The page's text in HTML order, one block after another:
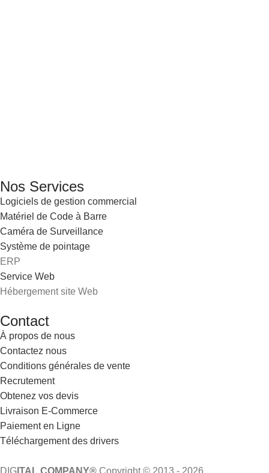
Nos Services
Logiciels de gestion commercial
Matériel de Code à Barre
Caméra de Surveillance
Système de pointage
ERP
Service Web
Hébergement site Web
Contact
À propos de nous
Contactez nous
Conditions générales de vente
Recrutement
Obtenez vos devis
Livraison E-Commerce
Paiement en Ligne
Téléchargement des drivers
DIG ITAL COMPANY® Copyright © 2013 - 2026